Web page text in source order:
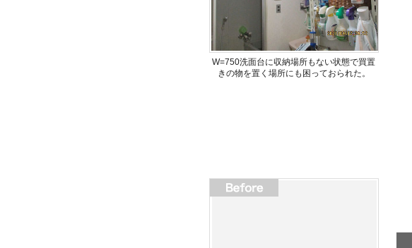
W=750洗面台に収納場所もない状態で買置
きの物を置く場所にも困っておられた。